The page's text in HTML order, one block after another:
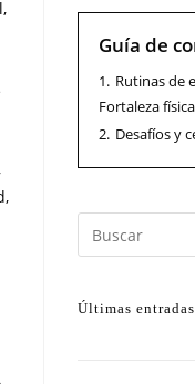
Guía de
1. Rutinas de
Fortaleza
2. Desafíos y
Últimas entradas